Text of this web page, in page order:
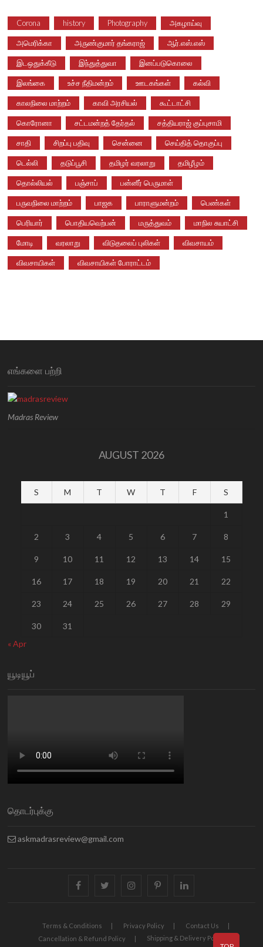
Corona history Photography அகழாய்வு
அமெரிக்கா அருண்குமார் தங்கராஜ் ஆர்.எஸ்.எஸ்
இடஒதுக்கீடு இந்துத்துவா இனப்படுகொலை
இலங்கை உச்ச நீதிமன்றம் ஊடகங்கள் கல்வி
காலநிலை மாற்றம் காவி அரசியல் கூட்டாட்சி
கொரோனா சட்டமன்றத் தேர்தல் சத்தியராஜ் குப்புசாமி
சாதி சிறப்பு பதிவு சென்னை செய்தித் தொகுப்பு
டெல்லி தடுப்பூசி தமிழர் வரலாறு தமிழீழம்
தொல்லியல் பஞ்சாப் பன்னீர் பெருமாள்
பருவநிலை மாற்றம் பாஜக பாராளுமன்றம் பெண்கள்
பெரியார் பொதியவெற்பன் மருத்துவம் மாநில சுயாட்சி
மோடி வரலாறு விடுதலைப் புலிகள் விவசாயம்
விவசாயிகள் விவசாயிகள் போராட்டம்
எங்களை பற்றி
Madras Review
AUGUST 2026
S M T W T F S
1
2 3 4 5 6 7 8
9 10 11 12 13 14 15
16 17 18 19 20 21 22
23 24 25 26 27 28 29
30
31
« Apr
யூடியூப்
தொடர்புக்கு
askmadrasreview@gmail.com
facebook twitter instagrampinterestlinkedin
Terms & Conditions Privacy Policy
Contact Us
Cancellation & Refund Policy
Shipping & Delivery Policy